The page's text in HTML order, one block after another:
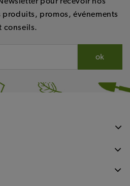
promos, événements
conseils.